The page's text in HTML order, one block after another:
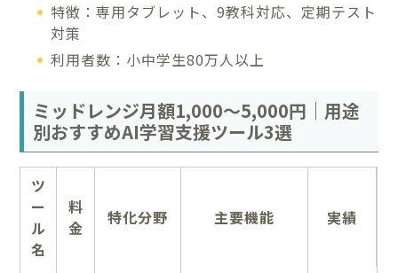
特徴：専用タブレット、9教科対応、定期テスト
対策
利用者数：小中学生80万人以上
ミッドレンジ月額1,000～5,000円｜用途
別おすすめAI学習支援ツール3選
ツ
ー
ル
名
料
金
特化分野 主要機能 実績